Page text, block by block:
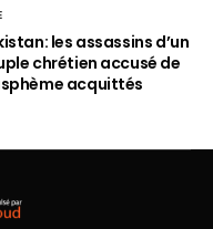
les assassins d’un
chrétien accusé de
acquittés